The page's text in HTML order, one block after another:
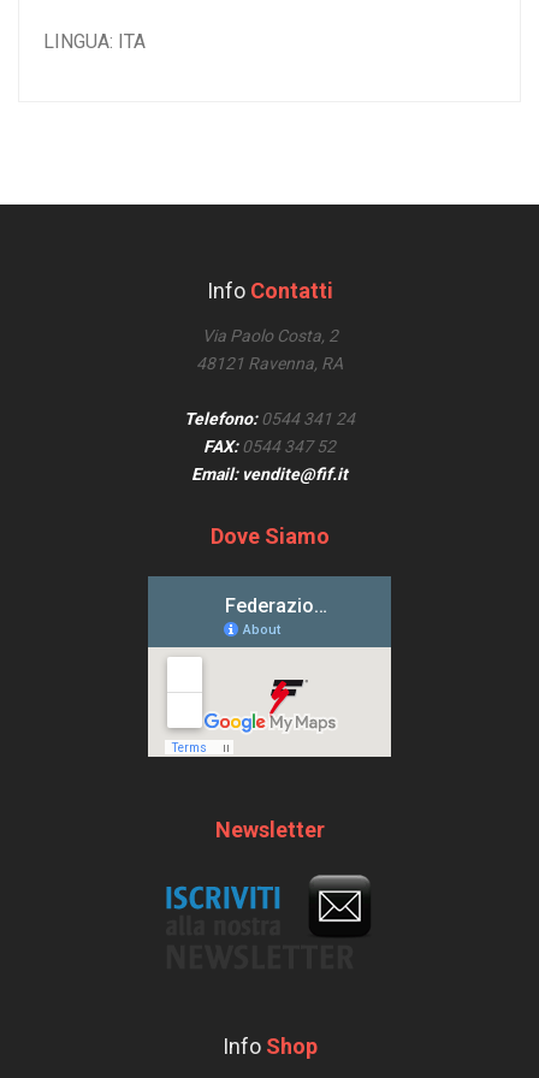
LINGUA: ITA
Info Contatti
Via Paolo Costa, 2
48121 Ravenna, RA
Telefono:0544 341 24
FAX:0544 347 52
Email: vendite@fif.it
Dove Siamo
Newsletter
Info Shop